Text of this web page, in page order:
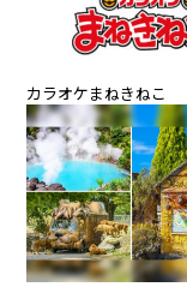
カラオケまねきねこ